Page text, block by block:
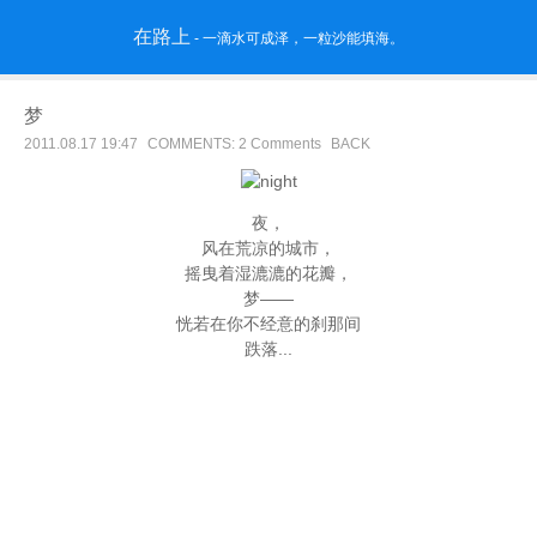
在路上 - 一滴水可成泽，一粒沙能填海。
梦
2011.08.17 19:47 COMMENTS: 2 Comments BACK
夜，
风在荒凉的城市，
摇曳着湿漉漉的花瓣，
梦——
恍若在你不经意的刹那间
跌落...